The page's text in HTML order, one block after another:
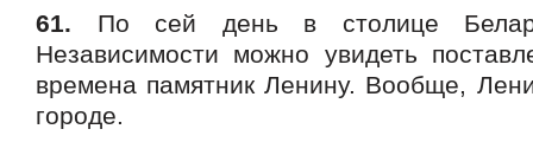
61. По сей день в столице
Независимости можно увидеть
времена памятник Ленину. Вообще,
городе.